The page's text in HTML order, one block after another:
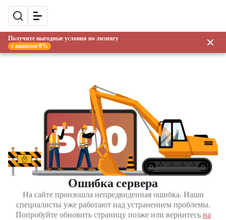
Получите выгодные условия по лизингу
с авансом 0%
Ошибка сервера
На сайте произошла непредвиденная ошибка. Наши
специалисты уже работают над устранением проблемы.
Попробуйте обновить страницу позже или вернитесь на